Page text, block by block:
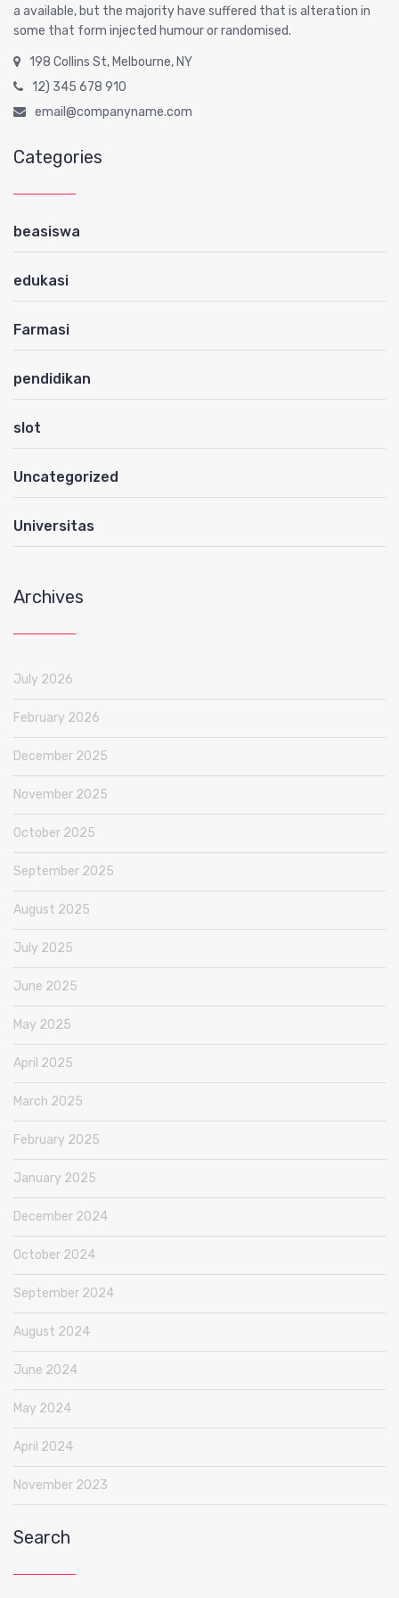
a available, but the majority have suffered that is alteration in
some that form injected humour or randomised.
198 Collins St, Melbourne, NY
12) 345 678 910
email@companyname.com
Categories
beasiswa
edukasi
Farmasi
pendidikan
slot
Uncategorized
Universitas
Archives
July 2026
February 2026
December 2025
November 2025
October 2025
September 2025
August 2025
July 2025
June 2025
May 2025
April 2025
March 2025
February 2025
January 2025
December 2024
October 2024
September 2024
August 2024
June 2024
May 2024
April 2024
November 2023
Search